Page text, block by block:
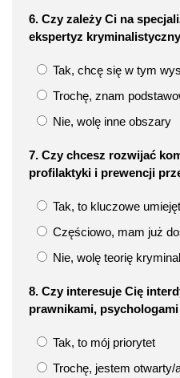
6. Czy zależy Ci na
ekspertyz
Tak, chcę się w tym
Trochę, znam
Nie, wolę inne obszary
7. Czy chcesz rozwijać
profilaktyki i prewencji
Tak, to kluczowe
Częściowo, mam już
Nie, wolę teorię
8. Czy interesuje Cię
prawnikami,
Tak, to mój priorytet
Trochę, jestem otwarty/